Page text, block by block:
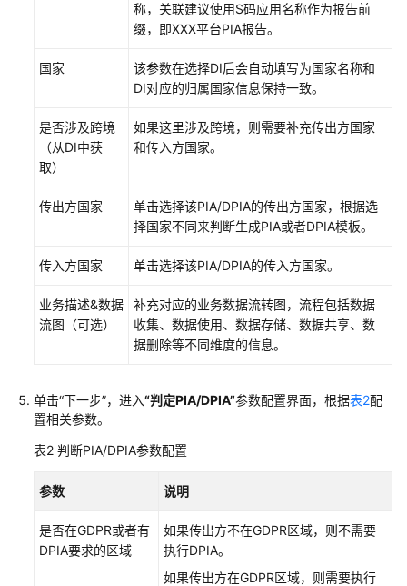
云
委
托
授
停
权
资
产
分
分
险
评
称，关联建议使用S码应用名称作为报告前
缀，即XXX平台PIA报告。
国家
该参数在选择DI后会自动填写为国家名称和
DI对应的归属国家信息保持一致。
是否涉及跨境
（从DI中获
取）
如果这里涉及跨境，则需要补充传出方国家
和传入方国家。
传出方国家
单击选择该PIA/DPIA的传出方国家，根据选
择国家不同来判断生成PIA或者DPIA模板。
传入方国家 单击选择该PIA/DPIA的传入方国家。
业务描述&数据
流图（可选）
补充对应的业务数据流转图，流程包括数据
收集、数据使用、数据存储、数据共享、数
据删除等不同维度的信息。
单击“下一步”，进入“判定PIA/DPIA”参数配置界面，根据表2配
置相关参数。
表2 判断PIA/DPIA参数配置
参数 说明
是否在GDPR或者有
DPIA要求的区域
如果传出方不在GDPR区域，则不需要
执行DPIA。
如果传出方在GDPR区域，则需要执行